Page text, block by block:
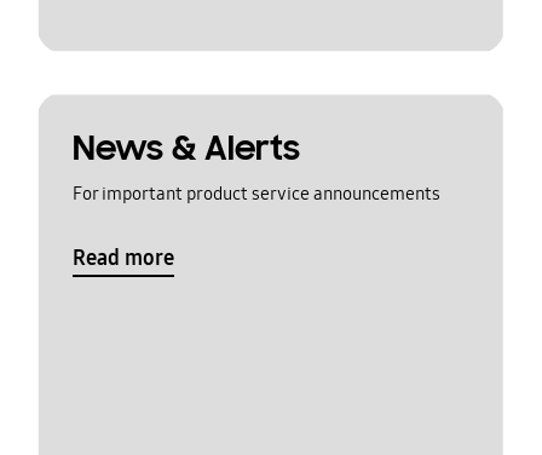
News & Alerts
For important product service announcements
Read more